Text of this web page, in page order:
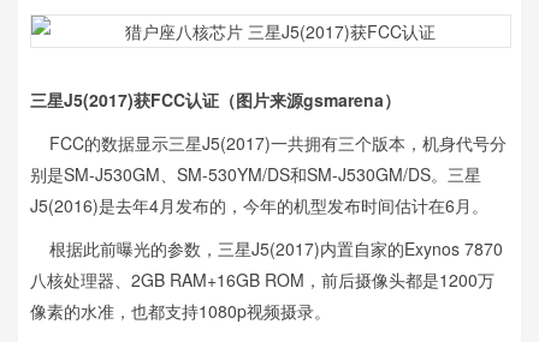
三星J5(2017)获FCC认证（图片来源gsmarena）
FCC的数据显示三星J5(2017)一共拥有三个版本，机身代号分
别是SM-J530GM、SM-530YM/DS和SM-J530GM/DS。三星
J5(2016)是去年4月发布的，今年的机型发布时间估计在6月。
根据此前曝光的参数，三星J5(2017)内置自家的Exynos 7870
八核处理器、2GB RAM+16GB ROM，前后摄像头都是1200万
像素的水准，也都支持1080p视频摄录。